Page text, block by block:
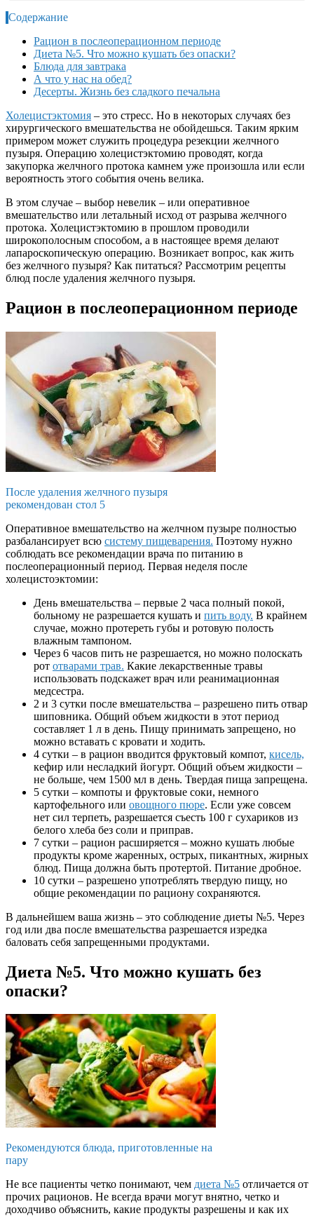
Содержание
Рацион в послеоперационном периоде
Диета №5. Что можно кушать без опаски?
Блюда для завтрака
А что у нас на обед?
Десерты. Жизнь без сладкого печальна
Холецистэктомия – это стресс. Но в некоторых случаях без
хирургического вмешательства не обойдешься. Таким ярким
примером может служить процедура резекции желчного
пузыря. Операцию холецистэктомию проводят, когда
закупорка желчного протока камнем уже произошла или если
вероятность этого события очень велика.
В этом случае – выбор невелик – или оперативное
вмешательство или летальный исход от разрыва желчного
протока. Холецистэктомию в прошлом проводили
широкополосным способом, а в настоящее время делают
лапароскопическую операцию. Возникает вопрос, как жить
без желчного пузыря? Как питаться? Рассмотрим рецепты
блюд после удаления желчного пузыря.
Рацион в послеоперационном периоде
После удаления желчного пузыря
рекомендован стол 5
Оперативное вмешательство на желчном пузыре полностью
разбалансирует всю систему пищеварения. Поэтому нужно
соблюдать все рекомендации врача по питанию в
послеоперационный период. Первая неделя после
холецистоэктомии:
День вмешательства – первые 2 часа полный покой,
больному не разрешается кушать и пить воду. В крайнем
случае, можно протереть губы и ротовую полость
влажным тампоном.
Через 6 часов пить не разрешается, но можно полоскать
рот отварами трав. Какие лекарственные травы
использовать подскажет врач или реанимационная
медсестра.
2 и 3 сутки после вмешательства – разрешено пить отвар
шиповника. Общий объем жидкости в этот период
составляет 1 л в день. Пищу принимать запрещено, но
можно вставать с кровати и ходить.
4 сутки – в рацион вводится фруктовый компот, кисель,
кефир или несладкий йогурт. Общий объем жидкости –
не больше, чем 1500 мл в день. Твердая пища запрещена.
5 сутки – компоты и фруктовые соки, немного
картофельного или овощного пюре. Если уже совсем
нет сил терпеть, разрешается съесть 100 г сухариков из
белого хлеба без соли и приправ.
7 сутки – рацион расширяется – можно кушать любые
продукты кроме жаренных, острых, пикантных, жирных
блюд. Пища должна быть протертой. Питание дробное.
10 сутки – разрешено употреблять твердую пищу, но
общие рекомендации по рациону сохраняются.
В дальнейшем ваша жизнь – это соблюдение диеты №5. Через
год или два после вмешательства разрешается изредка
баловать себя запрещенными продуктами.
Диета №5. Что можно кушать без
опаски?
Рекомендуются блюда, приготовленные на
пару
Не все пациенты четко понимают, чем диета №5 отличается от
прочих рационов. Не всегда врачи могут внятно, четко и
доходчиво объяснить, какие продукты разрешены и как их